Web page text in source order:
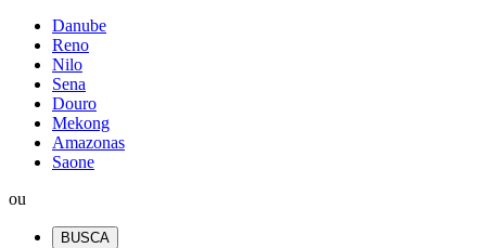
Danube
Reno
Nilo
Sena
Douro
Mekong
Amazonas
Saone
ou
BUSCA